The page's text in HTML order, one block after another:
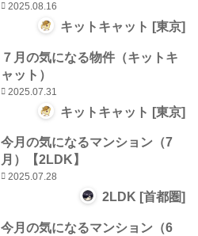
2025.08.16
キットキャット [東京]
７月の気になる物件（キットキ
ャット）
2025.07.31
キットキャット [東京]
今月の気になるマンション（7
月）【2LDK】
2025.07.28
2LDK [首都圏]
今月の気になるマンション（6